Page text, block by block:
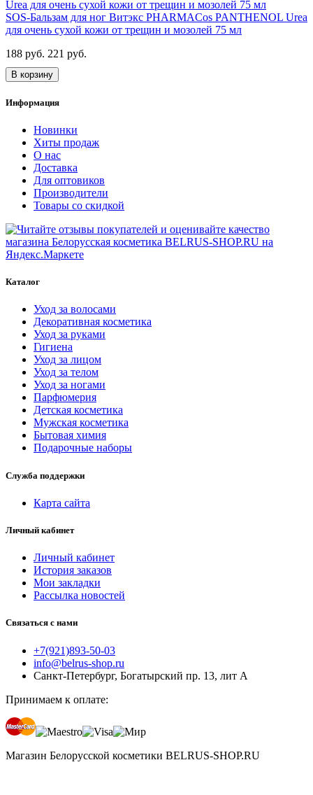
SOS-Бальзам для ног Витэкс PHARMACos PANTHENOL Urea
для очень сухой кожи от трещин и мозолей 75 мл
188 руб. 221 руб.
В корзину
Информация
Новинки
Хиты продаж
О нас
Доставка
Для оптовиков
Производители
Товары со скидкой
Каталог
Уход за волосами
Декоративная косметика
Уход за руками
Гигиена
Уход за лицом
Уход за телом
Уход за ногами
Парфюмерия
Детская косметика
Мужская косметика
Бытовая химия
Подарочные наборы
Служба поддержки
Карта сайта
Личный кабинет
Личный кабинет
История заказов
Мои закладки
Рассылка новостей
Связаться с нами
+7(921)893-50-03
info@belrus-shop.ru
Санкт-Петербург, Богатырский пр. 13, лит А
Принимаем к оплате:
Магазин Белорусской косметики BELRUS-SHOP.RU